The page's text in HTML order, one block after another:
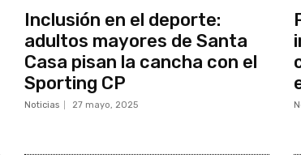
Inclusión en el deporte:
adultos mayores de Santa
Casa pisan la cancha con el
Sporting CP
Noticias 27 mayo, 2025